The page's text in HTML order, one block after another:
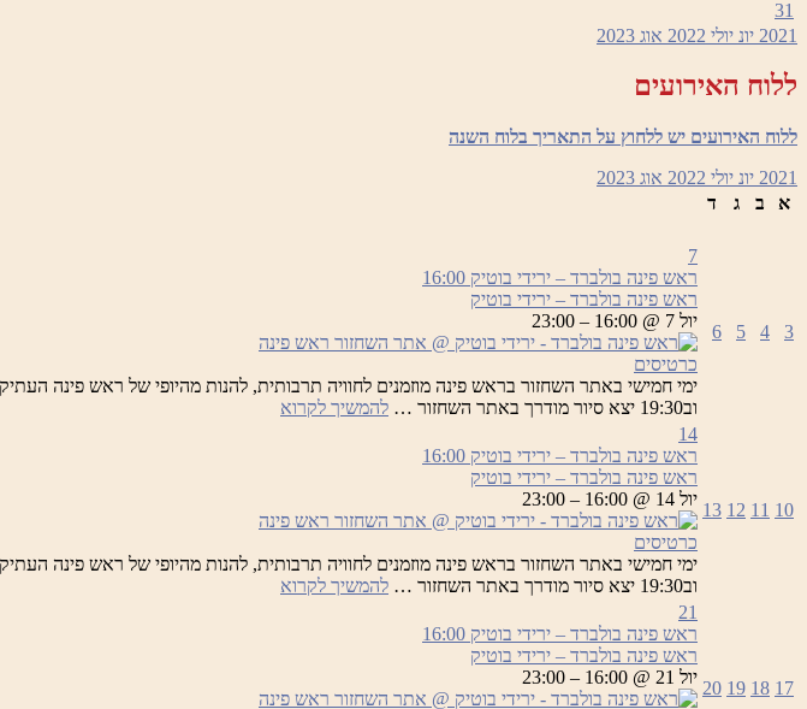
31
2021 יונ יולי 2022 אוג 2023
ללוח האירועים
ללוח האירועים יש ללחוץ על התאריך בלוח השנה
2021 יונ יולי 2022 אוג 2023
א
ב ג ד
3
4
5
6
7
ראש פינה בולברד – ירידי בוטיק 16:00
ראש פינה בולברד – ירידי בוטיק
יול 7 @ 16:00 – 23:00
כרטיסים
וב19:30 יצא סיור מודרך באתר השחזור …
להמשיך לקרוא
בוטיק
10
11
12
13
14
ראש פינה בולברד – ירידי בוטיק 16:00
ראש פינה בולברד – ירידי בוטיק
יול 14 @ 16:00 – 23:00
כרטיסים
וב19:30 יצא סיור מודרך באתר השחזור …
להמשיך לקרוא
בוטיק
17
18
19
20
21
ראש פינה בולברד – ירידי בוטיק 16:00
ראש פינה בולברד – ירידי בוטיק
יול 21 @ 16:00 – 23:00